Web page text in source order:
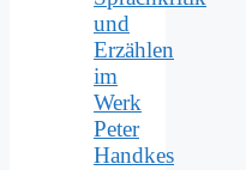
und
Erzählen
im
Werk
Peter
Handkes